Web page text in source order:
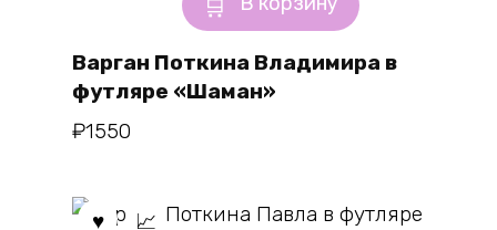
Варган Поткина Владимира в
футляре «Шаман»
₽1550